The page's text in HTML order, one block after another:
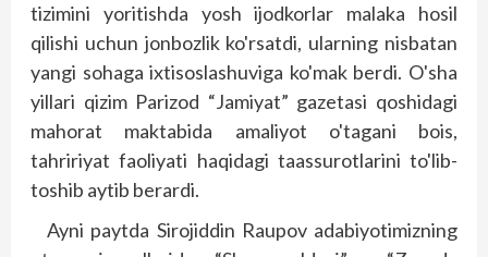
tizimini yoritishda yosh ijodkorlar malaka hosil
qilishi uchun jon­bozlik ko'rsatdi, ularning nisbatan
yangi sohaga ixti­soslashuviga ko'mak berdi. O'sha
yillari qizim Parizod “Jamiyat” gazetasi qoshidagi
mahorat maktabida amaliyot o'tagani bois,
tahririyat fao­liyati haqidagi taassurotlarini to'lib-
toshib aytib berardi.
Ayni paytda Sirojiddin Raupov adabiyotimizning